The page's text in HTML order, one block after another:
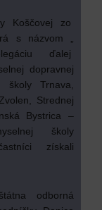
Koščovej zo
s názvom „
ďalej
dopravnej
Trnava,
Strednej
Bystrica –
školy
získali
odborná